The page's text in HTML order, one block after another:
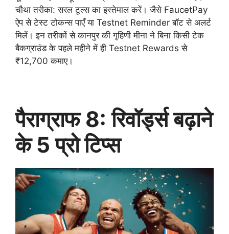
चौथा तरीका: सरल टूल्स का इस्तेमाल करें। जैसे FaucetPay
ऐप से टेस्ट टोकन्स पाएँ या Testnet Reminder बॉट से अलर्ट
मिलें। इन तरीकों से कानपुर की गृहिणी मीना ने बिना किसी टेक
बैकग्राउंड के पहले महीने में ही Testnet Rewards से
₹12,700 कमाए।
पैराग्राफ 8: रिवॉर्ड्स बढ़ाने
के 5 प्रो टिप्स